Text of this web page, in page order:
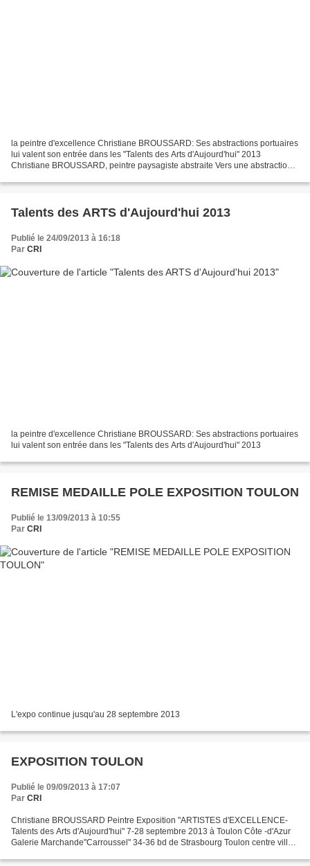
la peintre d'excellence Christiane BROUSSARD: Ses abstractions portuaires
lui valent son entrée dans les "Talents des Arts d'Aujourd'hui" 2013
Christiane BROUSSARD, peintre paysagiste abstraite Vers une abstraction
Talents des ARTS d'Aujourd'hui 2013
Publié le 24/09/2013 à 16:18
Par CRI
la peintre d'excellence Christiane BROUSSARD: Ses abstractions portuaires
lui valent son entrée dans les "Talents des Arts d'Aujourd'hui" 2013
REMISE MEDAILLE POLE EXPOSITION TOULON
Publié le 13/09/2013 à 10:55
Par CRI
L'expo continue jusqu'au 28 septembre 2013
EXPOSITION TOULON
Publié le 09/09/2013 à 17:07
Par CRI
Christiane BROUSSARD Peintre Exposition "ARTISTES d'EXCELLENCE-
Talents des Arts d'Aujourd'hui" 7-28 septembre 2013 à Toulon Côte -d'Azur
Galerie Marchande"Carroussel" 34-36 bd de Strasbourg Toulon centre ville